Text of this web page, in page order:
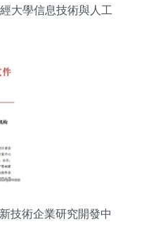
大學信息技術與人工
技術企業研究開發中